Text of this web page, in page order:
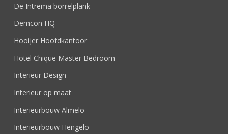
De Intrema borrelplank
Demcon HQ
Hooijer Hoofdkantoor
Hotel Chique Master Bedroom
Interieur Design
Interieur op maat
Interieurbouw Almelo
Interieurbouw Hengelo